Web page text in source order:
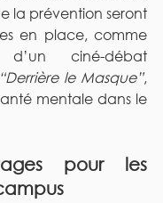
la prévention seront
en place, comme
d’un ciné-débat
“Derrière le Masque”,
mentale dans le
pour les